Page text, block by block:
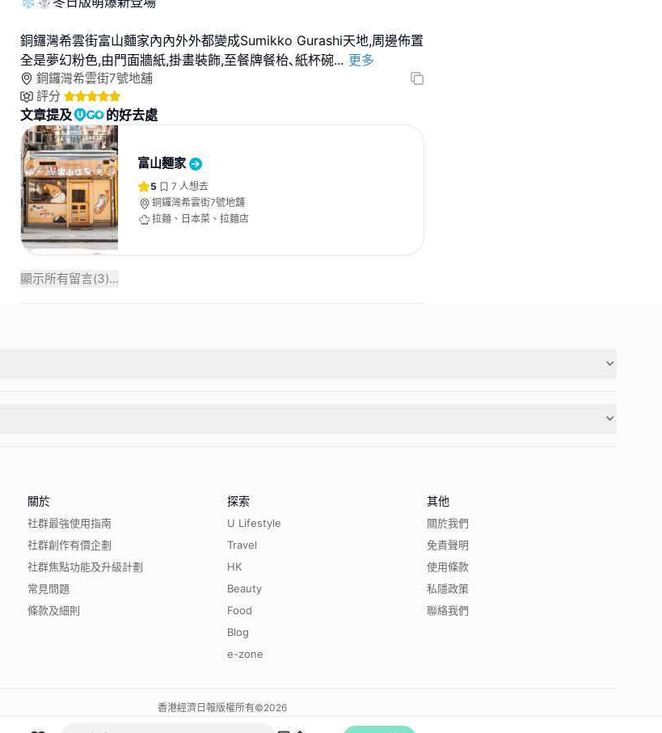
銅鑼灣希雲街富山麵家內內外外都變成Sumikko Gurashi天地,周邊佈置
全是夢幻粉色,由門面牆紙,掛畫裝飾,至餐牌餐枱､紙杯碗... 更多
銅鑼灣希雲街7號地舖
評分
文章提及 的好去處
富山麵家
5 7 人想去
銅鑼灣希雲街7號地舖
拉麵、日本菜、拉麵店
顯示所有留言(3)...
關於
社群最強使用指南
社群創作有價企劃
社群焦點功能及升級計劃
常見問題
條款及細則
探索
U Lifestyle
Travel
HK
Beauty
Food
Blog
e-zone
其他
關於我們
免責聲明
使用條款
私隱政策
聯絡我們
香港經濟日報版權所有©2026